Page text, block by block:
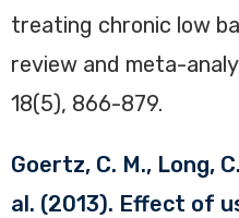
treating chronic low
review and meta-
18(5), 866-879.
Goertz, C. M., Long,
al. (2013). Effect of